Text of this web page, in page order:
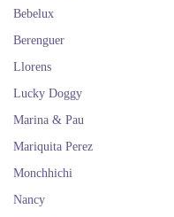
Bebelux
Berenguer
Llorens
Lucky Doggy
Marina & Pau
Mariquita Perez
Monchhichi
Nancy